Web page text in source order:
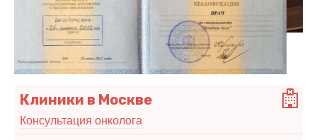
Клиники в Москве
Консультация онколога